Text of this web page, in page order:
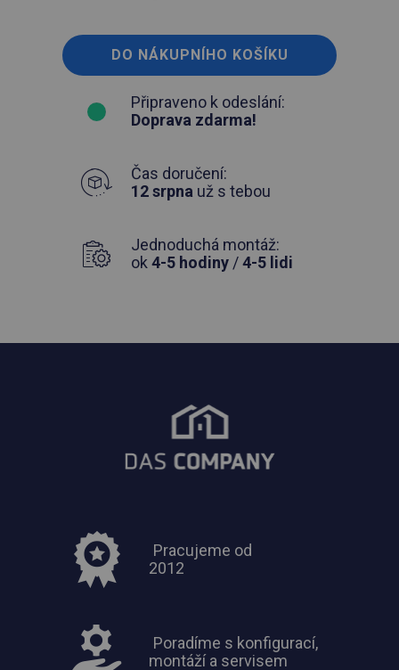
DO NÁKUPNÍHO KOŠÍKU
Připraveno k odeslání:
Doprava zdarma!
Čas doručení:
12 srpna už s tebou
Jednoduchá montáž:
ok 4-5 hodiny /4-5 lidi
Pracujeme od
2012
Poradíme s konfigurací,
montáží a servisem